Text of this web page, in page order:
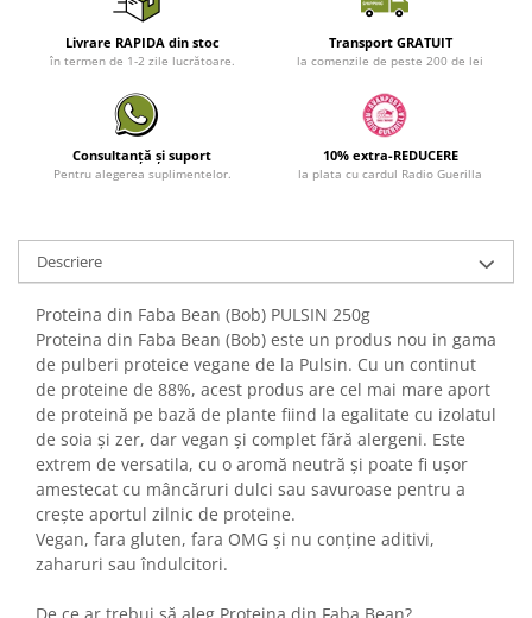
Livrare RAPIDA din stoc
în termen de 1-2 zile lucrătoare.
Transport GRATUIT
la comenzile de peste 200 de lei
Consultanță și suport
Pentru alegerea suplimentelor.
10% extra-REDUCERE
la plata cu cardul Radio Guerilla
Descriere
Proteina din Faba Bean (Bob) PULSIN 250g
Proteina din Faba Bean (Bob) este un produs nou in gama
de pulberi proteice vegane de la Pulsin. Cu un continut
de proteine de 88%, acest produs are cel mai mare aport
de proteină pe bază de plante fiind la egalitate cu izolatul
de soia și zer, dar vegan și complet fără alergeni. Este
extrem de versatila, cu o aromă neutră și poate fi ușor
amestecat cu mâncăruri dulci sau savuroase pentru a
crește aportul zilnic de proteine.
Vegan, fara gluten, fara OMG și nu conține aditivi,
zaharuri sau îndulcitori.
De ce ar trebui să aleg Proteina din Faba Bean?